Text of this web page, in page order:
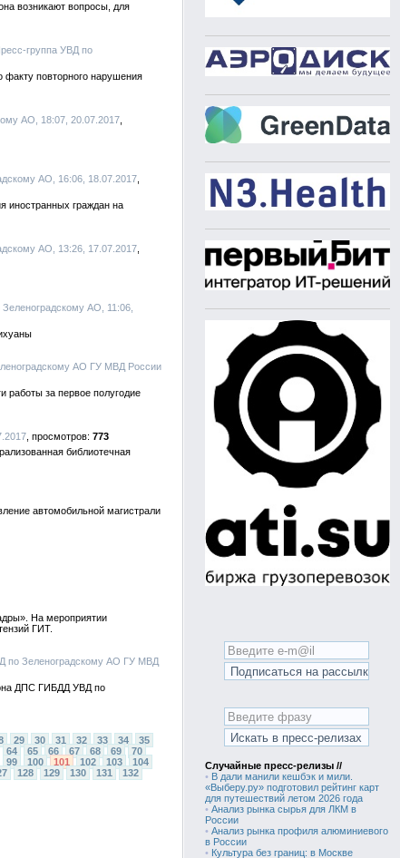
возникают вопросы, для
группа УВД по
повторного нарушения
АО, 18:07, 20.07.2017
АО, 16:06, 18.07.2017
иностранных граждан на
АО, 13:26, 17.07.2017
Зеленоградскому АО, 11:06,
АО ГУ МВД России
работы за первое полугодие
773
библиотечная
автомобильной магистрали
На мероприятии
ГИТ.
по Зеленоградскому АО ГУ МВД
ДПС ГИБДД УВД по
29 30 31 32 33 34
35
64 65 66 67 68 69
70
99 100 101 102 103
104
128 129 130 131
132
Случайные пресс-релизы //
• В дали манили кешбэк и мили.
«Выберу.ру» подготовил рейтинг карт
для путешествий летом 2026 года
• Анализ рынка сырья для ЛКМ в
России
• Анализ рынка профиля алюминиевого
в России
• Культура без границ: в Москве